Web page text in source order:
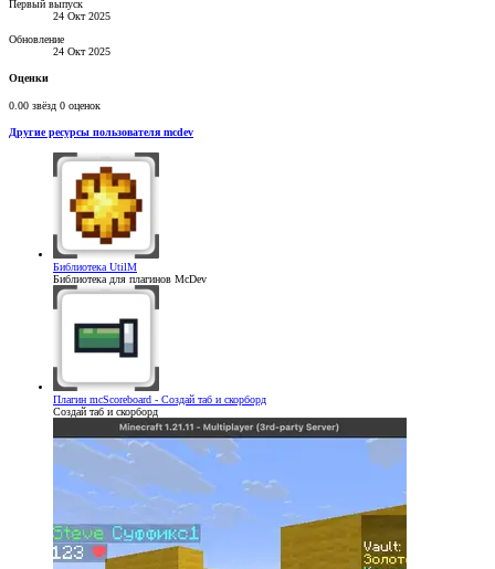
Первый выпуск
24 Окт 2025
Обновление
24 Окт 2025
Оценки
0.00 звёзд 0 оценок
Другие ресурсы пользователя mcdev
Библиотека UtilM
Библиотека для плагинов McDev
Плагин mcScoreboard - Создай таб и скорборд
Создай таб и скорборд